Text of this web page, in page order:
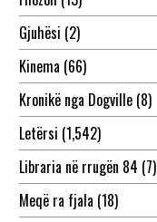
Gjuhësi (2)
Kinema (66)
Kronikë nga Dogville(8)
Letërsi (1,542)
Libraria në rrugën 84 (7)
Meqë ra fjala (18)